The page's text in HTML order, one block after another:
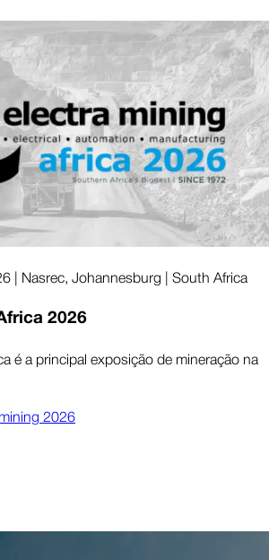
| Nasrec, Johannesburg | South Africa
2026
é a principal exposição de mineração na
2026